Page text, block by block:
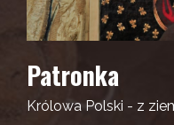
Patronka
Królowa Polski - z